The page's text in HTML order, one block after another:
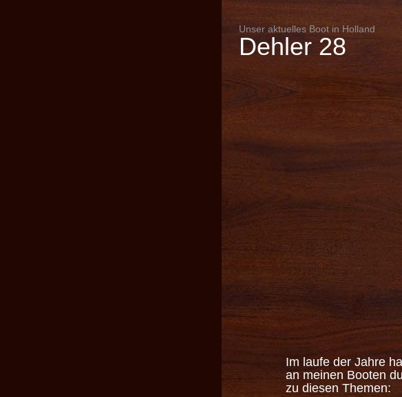
Im laufe der Jahre
an meinen Booten
zu diesen Themen:
Unser aktuelles Boot in Holland
Dehler 28